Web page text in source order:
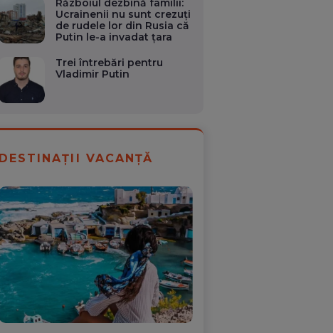
Ucrainenii nu sunt crezuţi
de rudele lor din Rusia că
Putin le-a invadat ţara
Trei întrebări pentru
Vladimir Putin
DESTINAȚII VACANȚĂ